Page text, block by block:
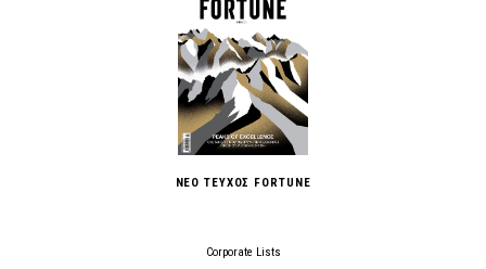
ΝΕΟ ΤΕΥΧΟΣ FORTUNE
Corporate Lists